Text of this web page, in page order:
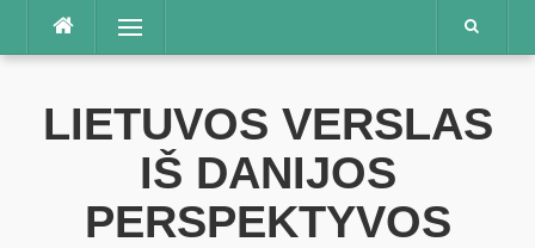
Praleisti
Meniu
LIETUVOS VERSLAS
IŠ DANIJOS
PERSPEKTYVOS